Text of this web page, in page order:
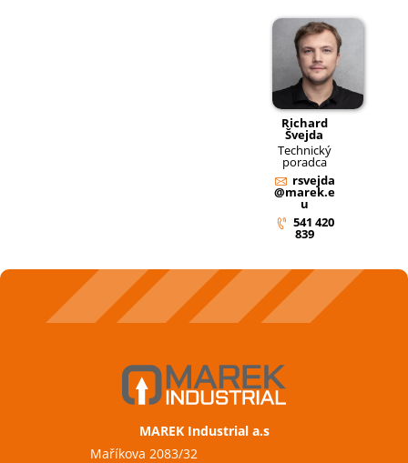
Richard
Švejda
Technický
poradca
rsvejda
@marek.e
u
541 420
839
MAREK Industrial a.s
Maříkova 2083/32